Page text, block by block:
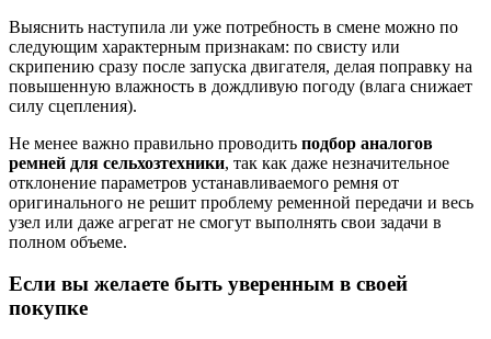
Выяснить наступила ли уже потребность в смене можно по
следующим характерным признакам: по свисту или
скрипению сразу после запуска двигателя, делая поправку на
повышенную влажность в дождливую погоду (влага снижает
силу сцепления).
Не менее важно правильно проводить подбор аналогов
ремней для сельхозтехники, так как даже незначительное
отклонение параметров устанавливаемого ремня от
оригинального не решит проблему ременной передачи и весь
узел или даже агрегат не смогут выполнять свои задачи в
полном объеме.
Если вы желаете быть уверенным в своей
покупке